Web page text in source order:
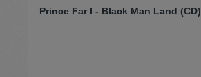
Prince Far I - Black Man Land (CD)